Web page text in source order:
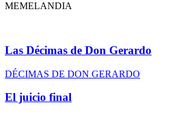
MEMELANDIA
Las Décimas de Don Gerardo
DÉCIMAS DE DON GERARDO
El juicio final